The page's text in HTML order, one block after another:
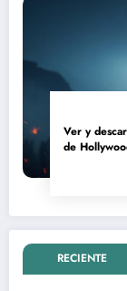
Ver y
de
RECIENTE